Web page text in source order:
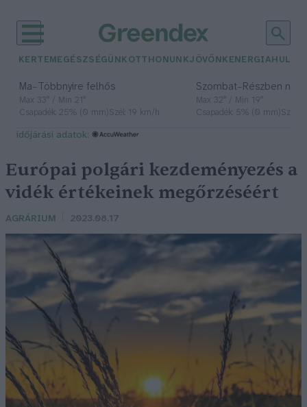
KERTEM EGÉSZSÉGÜNK OTTHONUNKJÖVŐNK ENERGIA
Ma– Többnyire felhős
Max 33° / Min 21°
Csapadék: 25% (0 mm)Szél: 19 km/h
Szombat– Részben
Max 32° / Min 19°
Csapadék: 5% (0 mm)Szél:
időjárási adatok:
Európai polgári kezdeményezés a
vidék értékeinek megőrzéséért
AGRÁRIUM 2023.08.17